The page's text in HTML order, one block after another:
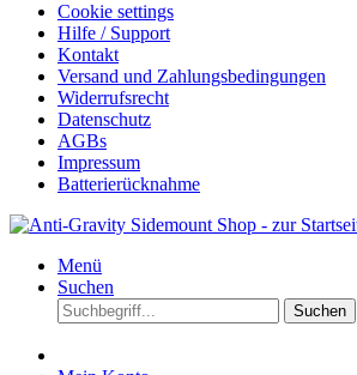
Cookie settings
Hilfe / Support
Kontakt
Versand und Zahlungsbedingungen
Widerrufsrecht
Datenschutz
AGBs
Impressum
Batterierücknahme
Menü
Suchen
Suchen